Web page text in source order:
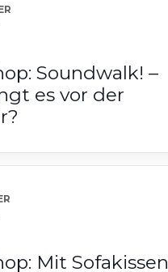
Soundwalk! –
es vor der
Mit Sofakissen